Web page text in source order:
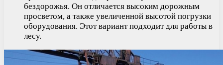
бездорожья. Он отличается высоким дорожным
просветом, а также увеличенной высотой погрузки
оборудования. Этот вариант подходит для работы в
лесу.